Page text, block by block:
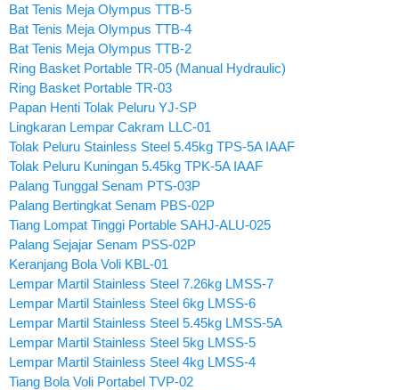
Bat Tenis Meja Olympus TTB-5
Bat Tenis Meja Olympus TTB-4
Bat Tenis Meja Olympus TTB-2
Ring Basket Portable TR-05 (Manual Hydraulic)
Ring Basket Portable TR-03
Papan Henti Tolak Peluru YJ-SP
Lingkaran Lempar Cakram LLC-01
Tolak Peluru Stainless Steel 5.45kg TPS-5A IAAF
Tolak Peluru Kuningan 5.45kg TPK-5A IAAF
Palang Tunggal Senam PTS-03P
Palang Bertingkat Senam PBS-02P
Tiang Lompat Tinggi Portable SAHJ-ALU-025
Palang Sejajar Senam PSS-02P
Keranjang Bola Voli KBL-01
Lempar Martil Stainless Steel 7.26kg LMSS-7
Lempar Martil Stainless Steel 6kg LMSS-6
Lempar Martil Stainless Steel 5.45kg LMSS-5A
Lempar Martil Stainless Steel 5kg LMSS-5
Lempar Martil Stainless Steel 4kg LMSS-4
Tiang Bola Voli Portabel TVP-02